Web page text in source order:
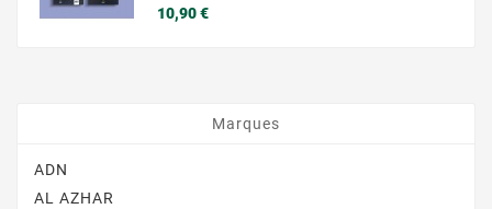
10,90 €Prix
Marques
ADN
AL AZHAR